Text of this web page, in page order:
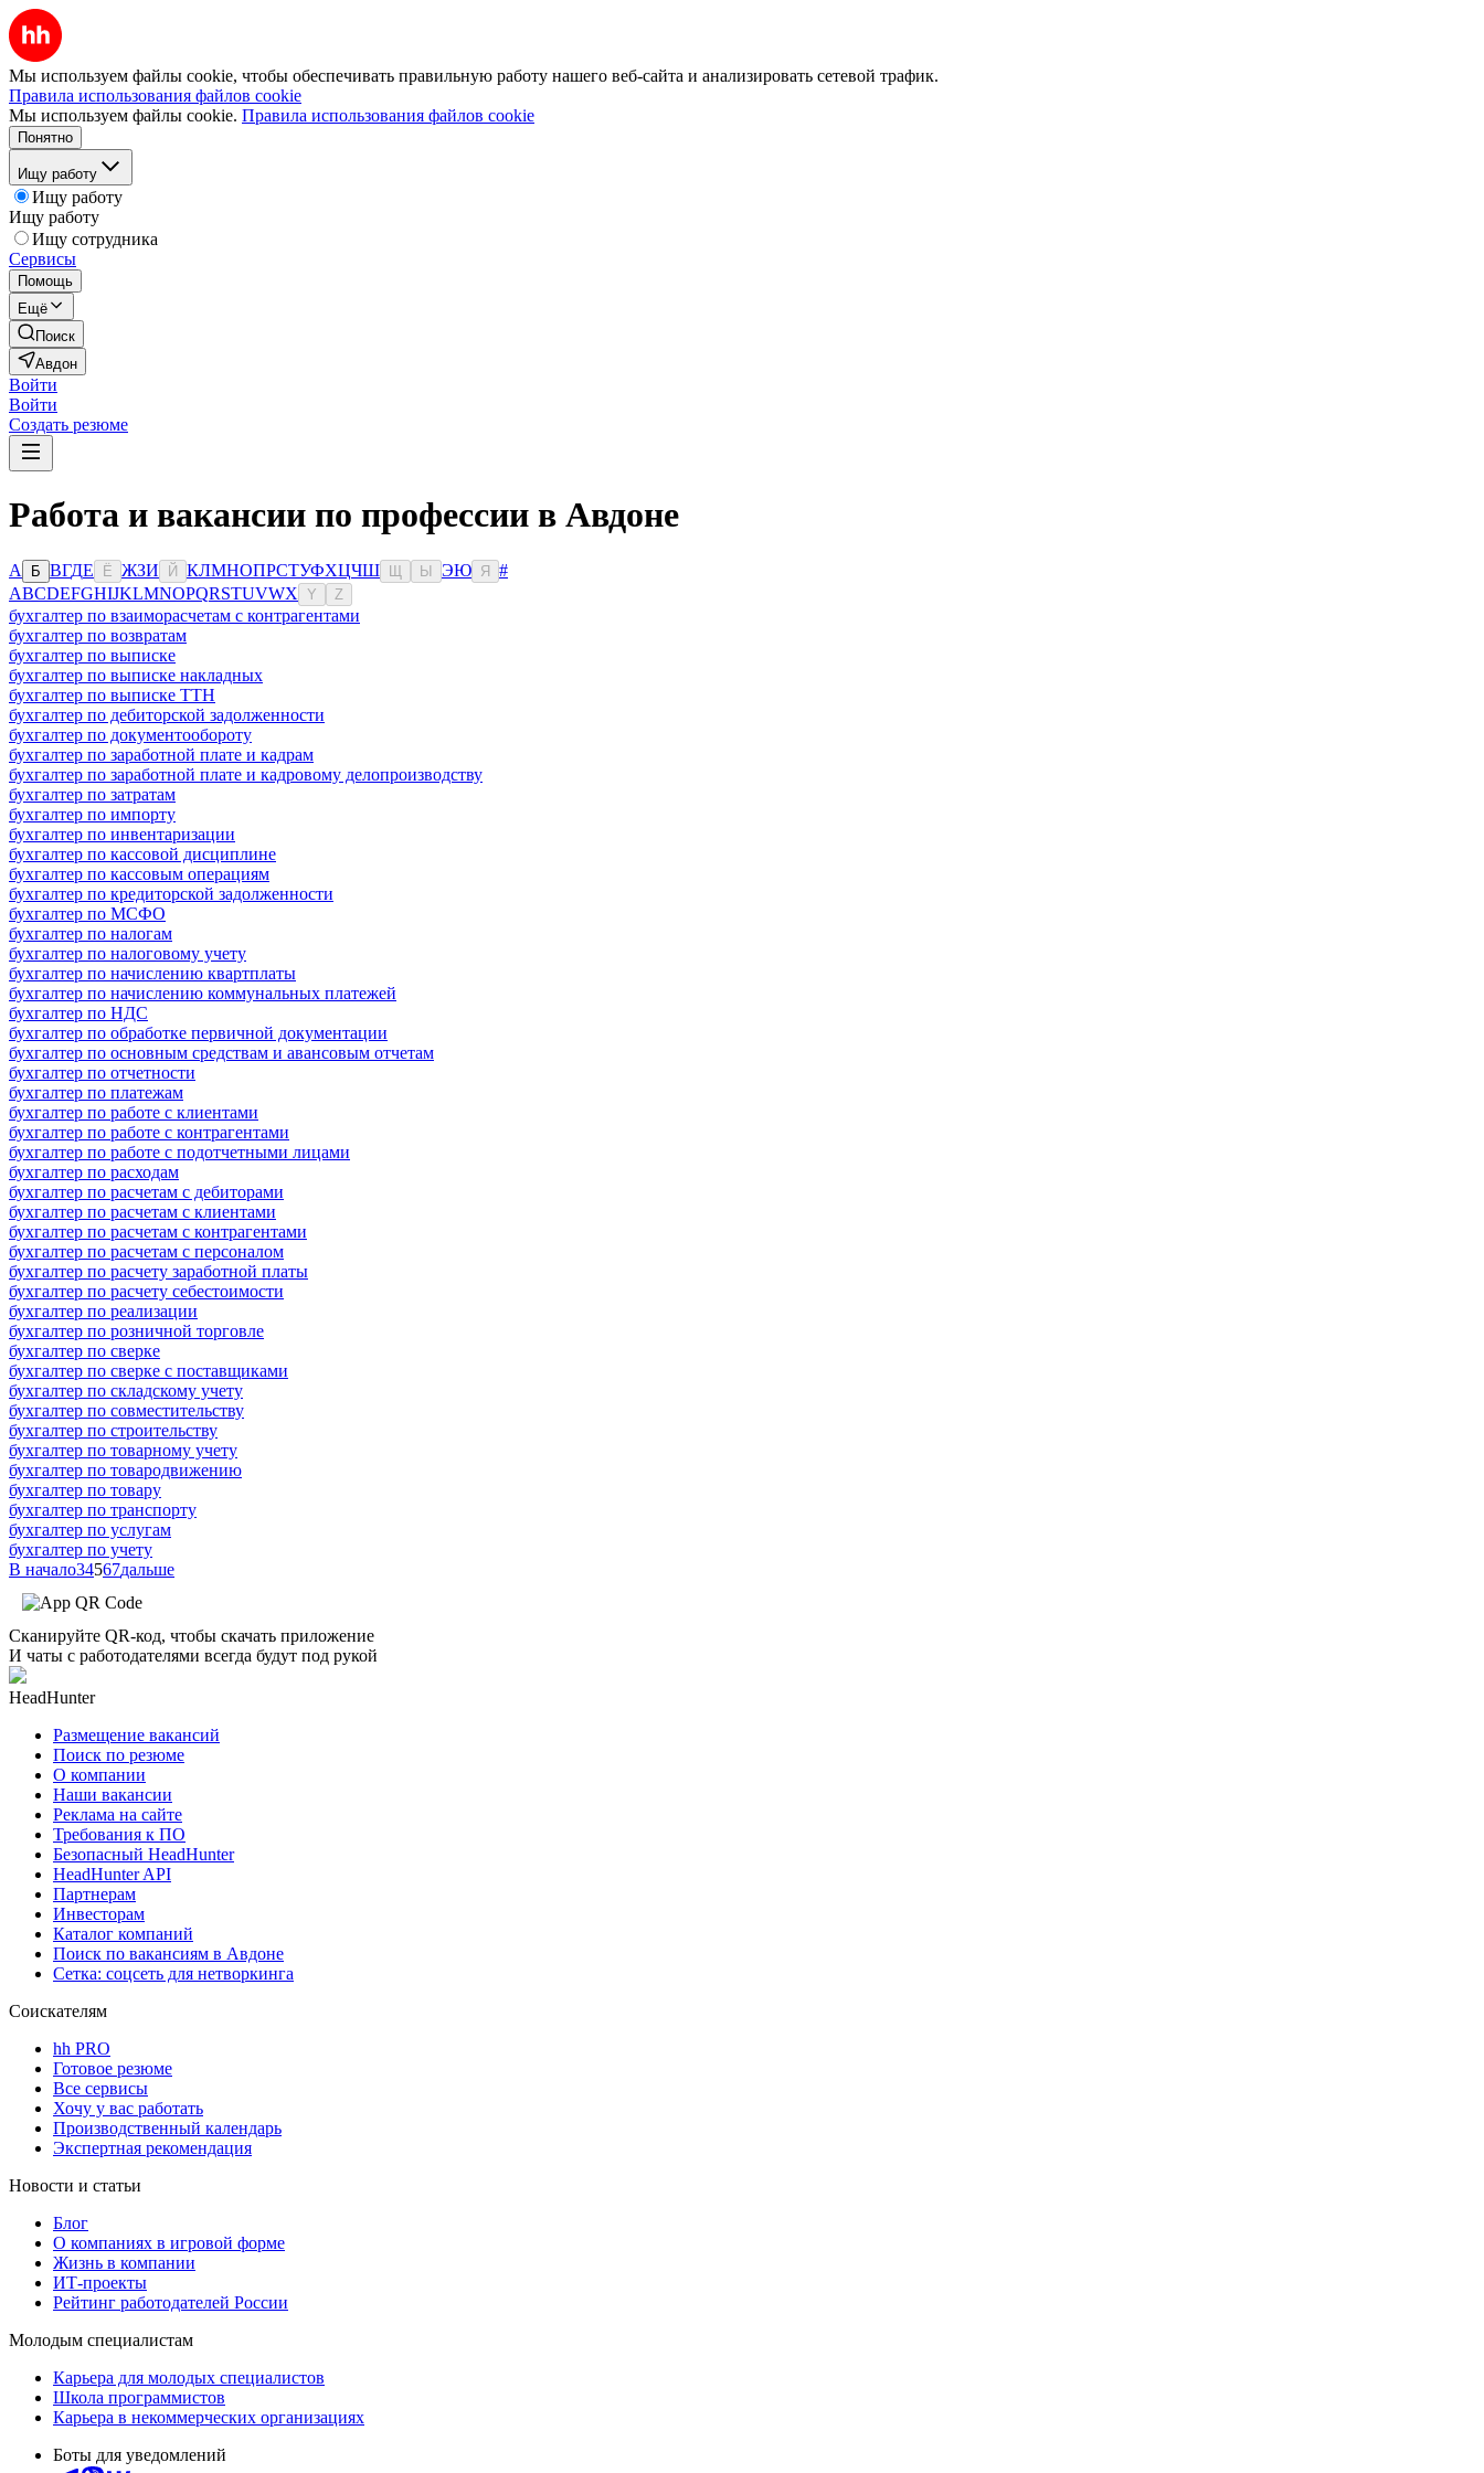
Мы используем файлы cookie, чтобы обеспечивать правильную работу нашего веб-сайта и анализировать сетевой трафик.
Правила использования файлов cookie
Мы используем файлы cookie. Правила использования файлов cookie
Понятно
Ищу работу
Ищу работу
Ищу работу
Ищу сотрудника
Сервисы
Помощь
Ещё
Поиск
Авдон
Войти
Войти
Создать резюме
Работа и вакансии по профессии в Авдоне
А Б ВГДЕ Ё ЖЗИ Й КЛМНОПРСТУФХЦЧШ Ы ЭЮ Я
#
ABCDEFGHIJKLMNOPQRSTUVWX Y Z
бухгалтер по взаиморасчетам с контрагентами
бухгалтер по возвратам
бухгалтер по выписке
бухгалтер по выписке накладных
бухгалтер по выписке ТТН
бухгалтер по дебиторской задолженности
бухгалтер по документообороту
бухгалтер по заработной плате и кадрам
бухгалтер по заработной плате и кадровому делопроизводству
бухгалтер по затратам
бухгалтер по импорту
бухгалтер по инвентаризации
бухгалтер по кассовой дисциплине
бухгалтер по кассовым операциям
бухгалтер по кредиторской задолженности
бухгалтер по МСФО
бухгалтер по налогам
бухгалтер по налоговому учету
бухгалтер по начислению квартплаты
бухгалтер по начислению коммунальных платежей
бухгалтер по НДС
бухгалтер по обработке первичной документации
бухгалтер по основным средствам и авансовым отчетам
бухгалтер по отчетности
бухгалтер по платежам
бухгалтер по работе с клиентами
бухгалтер по работе с контрагентами
бухгалтер по работе с подотчетными лицами
бухгалтер по расходам
бухгалтер по расчетам с дебиторами
бухгалтер по расчетам с клиентами
бухгалтер по расчетам с контрагентами
бухгалтер по расчетам с персоналом
бухгалтер по расчету заработной платы
бухгалтер по расчету себестоимости
бухгалтер по реализации
бухгалтер по розничной торговле
бухгалтер по сверке
бухгалтер по сверке с поставщиками
бухгалтер по складскому учету
бухгалтер по совместительству
бухгалтер по строительству
бухгалтер по товарному учету
бухгалтер по товародвижению
бухгалтер по товару
бухгалтер по транспорту
бухгалтер по услугам
бухгалтер по учету
В начало34567дальше
Сканируйте QR-код, чтобы скачать приложение
И чаты с работодателями всегда будут под рукой
HeadHunter
Размещение вакансий
Поиск по резюме
О компании
Наши вакансии
Реклама на сайте
Требования к ПО
Безопасный HeadHunter
HeadHunter API
Партнерам
Инвесторам
Каталог компаний
Поиск по вакансиям в Авдоне
Сетка: соцсеть для нетворкинга
Соискателям
hh PRO
Готовое резюме
Все сервисы
Хочу у вас работать
Производственный календарь
Экспертная рекомендация
Новости и статьи
Блог
О компаниях в игровой форме
Жизнь в компании
ИТ-проекты
Рейтинг работодателей России
Молодым специалистам
Карьера для молодых специалистов
Школа программистов
Карьера в некоммерческих организациях
Боты для уведомлений